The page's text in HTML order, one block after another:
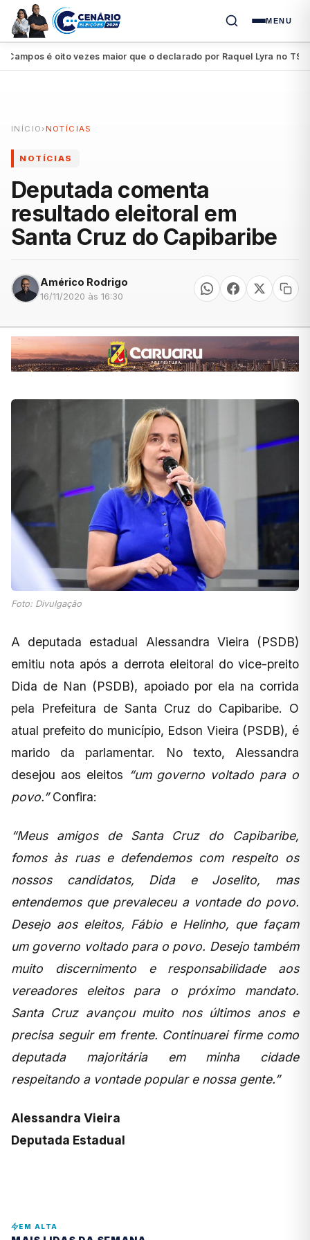
MENU
é oito vezes maior que o declarado por Raquel Lyra no TSE ●
INÍCIO › NOTÍCIAS
NOTÍCIAS
Deputada comenta
resultado eleitoral em
Santa Cruz do Capibaribe
Américo Rodrigo
16/11/2020 às 16:30
Foto: Divulgação
A deputada estadual Alessandra Vieira (PSDB)
emitiu nota após a derrota eleitoral do vice-preito
Dida de Nan (PSDB), apoiado por ela na corrida
pela Prefeitura de Santa Cruz do Capibaribe. O
atual prefeito do município, Edson Vieira (PSDB), é
marido da parlamentar. No texto, Alessandra
desejou aos eleitos “um governo voltado para o
povo.”Confira:
“Meus amigos de Santa Cruz do Capibaribe,
fomos às ruas e defendemos com respeito os
nossos candidatos, Dida e Joselito, mas
entendemos que prevaleceu a vontade do povo.
Desejo aos eleitos, Fábio e Helinho, que façam
um governo voltado para o povo. Desejo também
muito discernimento e responsabilidade aos
vereadores eleitos para o próximo mandato.
Santa Cruz avançou muito nos últimos anos e
precisa seguir em frente. Continuarei firme como
deputada majoritária em minha cidade
respeitando a vontade popular e nossa gente.”
Alessandra Vieira
Deputada Estadual
EM ALTA